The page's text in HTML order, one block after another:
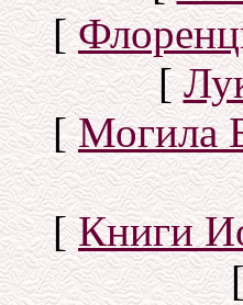
[
[
[Могила
[Книги